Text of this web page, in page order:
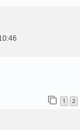
1 2